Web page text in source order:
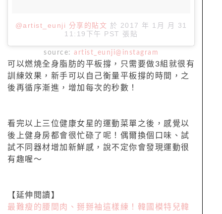
@artist_eunji 分享的貼文 於 2017 年 1月 月 31
11:19下午 PST 張貼
source: artist_eunji@instagram
可以燃燒全身脂肪的平板撐，只需要做3組就很有
訓練效果，新手可以自己衡量平板撐的時間，之
後再循序漸進，增加每次的秒數！
看完以上三位健康女星的運動菜單之後，感覺以
後上健身房都會很忙碌了呢！偶爾換個口味、試
試不同器材增加新鮮感，說不定你會發現運動很
有趣喔～
【延伸閱讀】
最難瘦的腰間肉、掰掰袖這樣練！韓國模特兒韓